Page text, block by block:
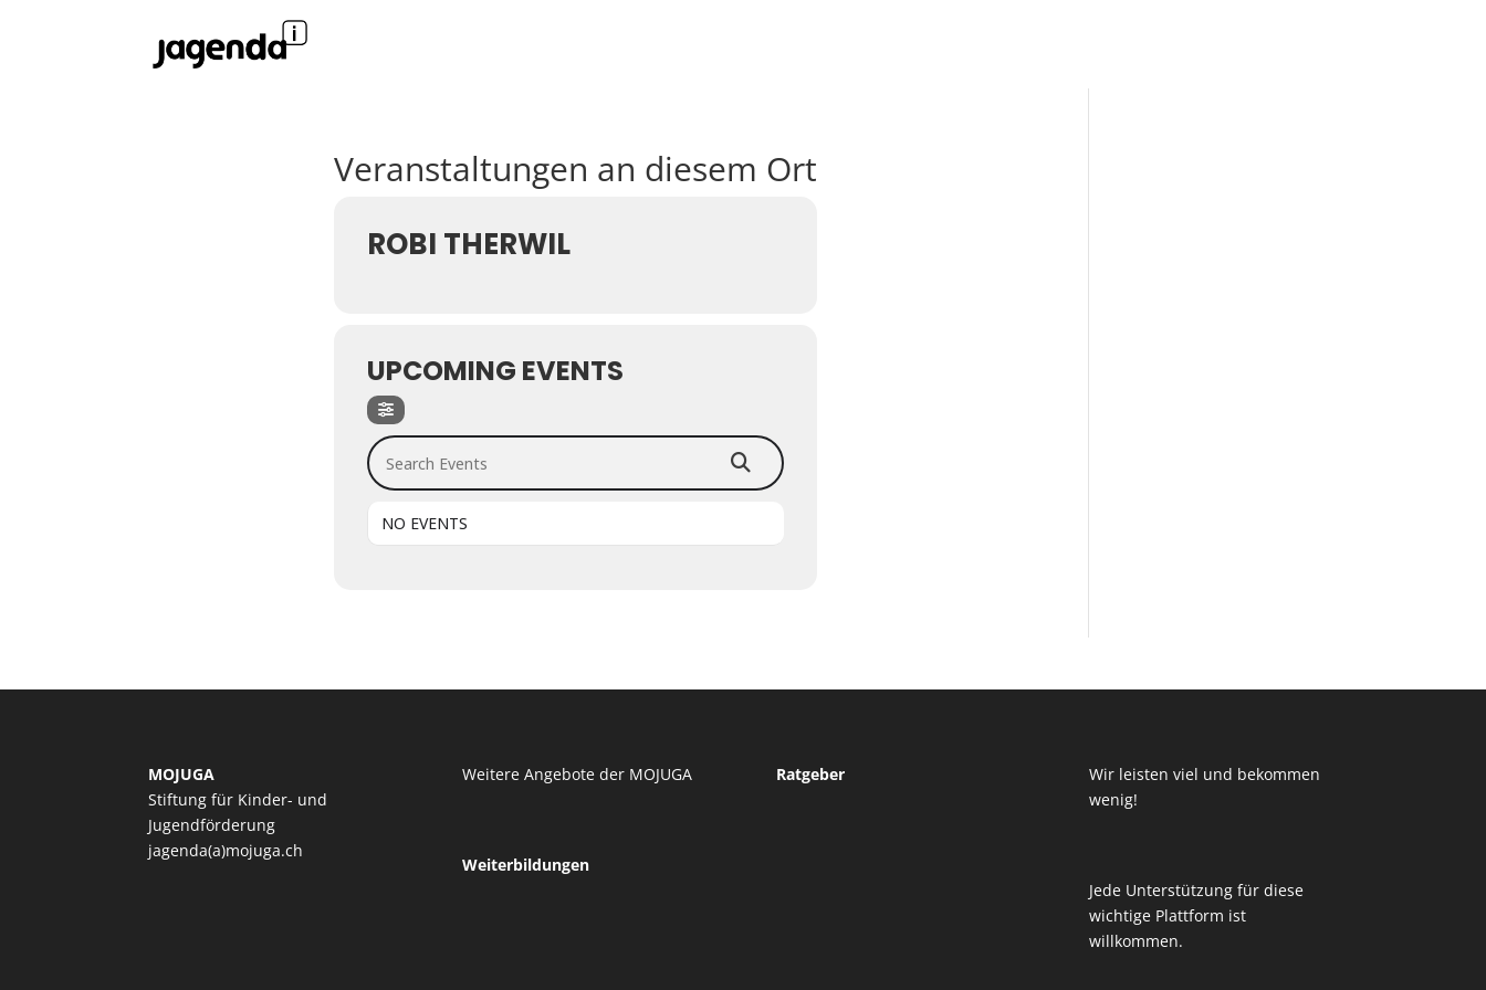
Veranstaltungen an diesem Ort
ROBI THERWIL
UPCOMING EVENTS
Search Events
NO EVENTS
MOJUGA
Stiftung für Kinder- und
Jugendförderung
jagenda(a)mojuga.ch
Weitere Angebote der MOJUGA
Weiterbildungen
Ratgeber
Wir leisten viel und bekommen
wenig!
Jede Unterstützung für diese
wichtige Plattform ist
willkommen.